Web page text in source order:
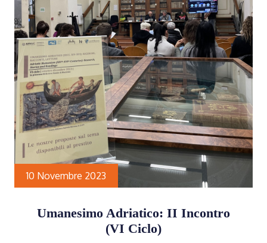
10 Novembre 2023
Umanesimo Adriatico: II Incontro
(VI Ciclo)